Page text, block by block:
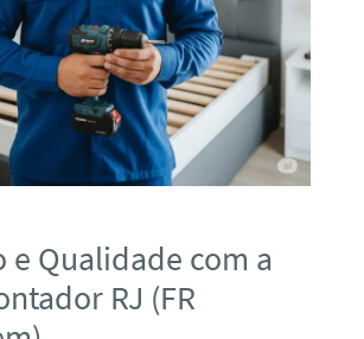
e Qualidade com a
RJ (FR